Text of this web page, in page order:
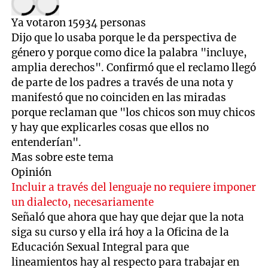
Ya votaron15934personas
Dijo que lo usaba porque le da perspectiva de
género y porque como dice la palabra "incluye,
amplia derechos". Confirmó que el reclamo llegó
de parte de los padres a través de una nota y
manifestó que no coinciden en las miradas
porque reclaman que "los chicos son muy chicos
y hay que explicarles cosas que ellos no
entenderían".
Mas sobre este tema
Opinión
Incluir a través del lenguaje no requiere imponer
un dialecto, necesariamente
Señaló que ahora que hay que dejar que la nota
siga su curso y ella irá hoy a la Oficina de la
Educación Sexual Integral para que
lineamientos hay al respecto para trabajar en